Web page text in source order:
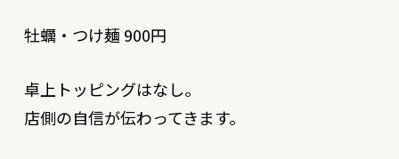
牡蠣・つけ麺 900円
卓上トッピングはなし。
店側の自信が伝わってきます。